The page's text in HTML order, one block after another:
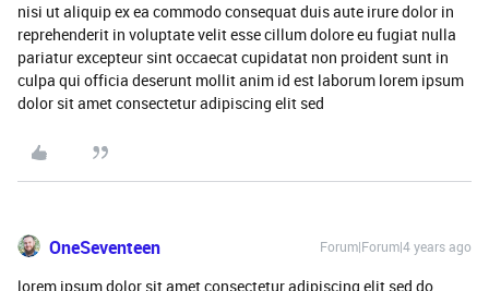
nisi ut aliquip ex ea commodo consequat duis aute irure dolor in
reprehenderit in voluptate velit esse cillum dolore eu fugiat nulla
pariatur excepteur sint occaecat cupidatat non proident sunt in
culpa qui officia deserunt mollit anim id est laborum lorem ipsum
dolor sit amet consectetur adipiscing elit sed
OneSeventeen Forum|Forum|4 years ago
lorem ipsum dolor sit amet consectetur adipiscing elit sed do